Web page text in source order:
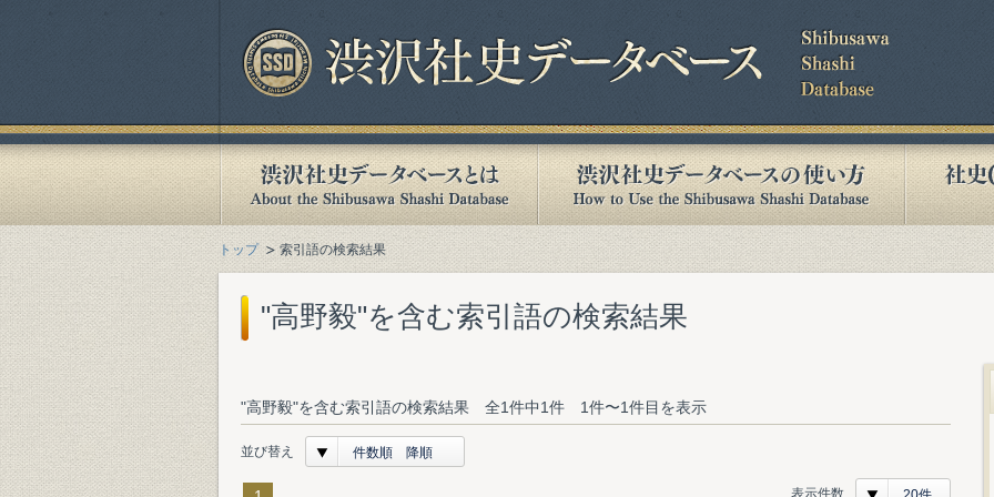
トップ 索引語の検索結果
"高野毅"を含む索引語の検索結果
"高野毅"を含む索引語の検索結果 全1件中1件 1件〜1件目を表示
並び替え 件数順 降順
表示件数